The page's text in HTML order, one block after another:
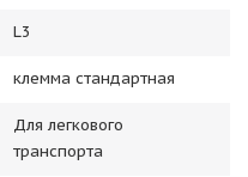
L3
клемма стандартная
Для легкового
транспорта